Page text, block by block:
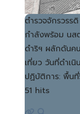
ตำรวจจักรวรร
กำลังพร้อม นส
ดำริฯ ผลักดันค
เที่ยว วันที่ดำเ
ปฏิบัติการ: พื้น
51 hits